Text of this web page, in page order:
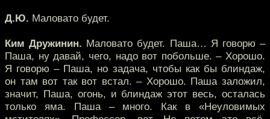
Д.Ю. Маловато будет.
Ким Дружинин. Маловато будет. Паша… Я говорю –
Паша, ну давай, чего, надо вот побольше. – Хорошо.
Я говорю – Паша, но задача, чтобы как бы блиндаж,
он там вот так вот встал. – Хорошо. Паша заложил,
значит, Паша, огонь, и блиндаж этот весь, осталась
только яма. Паша – много. Как в «Неуловимых